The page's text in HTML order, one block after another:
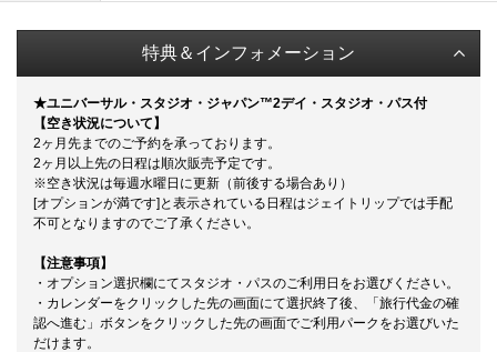
特典＆インフォメーション
★ユニバーサル・スタジオ・ジャパン™2デイ・スタジオ・パス付
【空き状況について】
2ヶ月先までのご予約を承っております。
2ヶ月以上先の日程は順次販売予定です。
※空き状況は毎週水曜日に更新（前後する場合あり）
[オプションが満です]と表示されている日程はジェイトリップでは手配
不可となりますのでご了承ください。
【注意事項】
・オプション選択欄にてスタジオ・パスのご利用日をお選びください。
・カレンダーをクリックした先の画面にて選択終了後、「旅行代金の確
認へ進む」ボタンをクリックした先の画面でご利用パークをお選びいた
だけます。